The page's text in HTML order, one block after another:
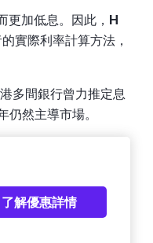
更加低息。因此， H
實際利率計算方法，
多間銀行曾力推定息
然主導市場。
了解優惠詳情